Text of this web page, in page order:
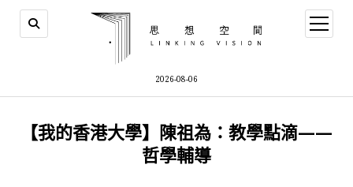
2026-08-06
open
menu
【我的香港大學】陳祖為：教學點滴——
哲學輔導